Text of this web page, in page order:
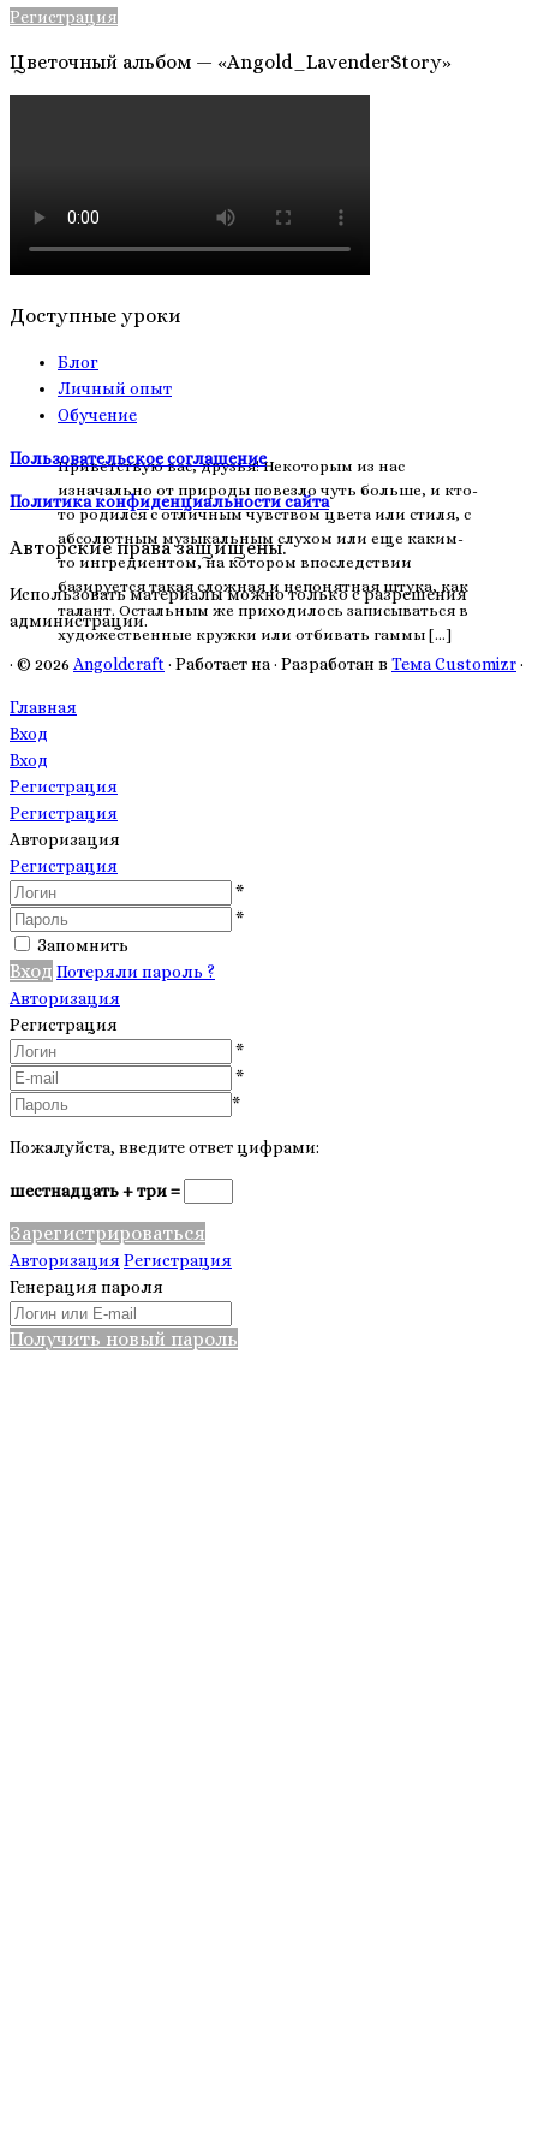
17
Приветствую вас, друзья! Некоторым из нас
изначально от природы повезло чуть больше, и кто-
то родился с отличным чувством цвета или стиля, с
абсолютным музыкальным слухом или еще каким-
то ингредиентом, на котором впоследствии
базируется такая сложная и непонятная штука, как
талант. Остальным же приходилось записываться в
художественные кружки или отбивать гаммы […]
Регистрация
Цветочный альбом — «Angold_LavenderStory»
Доступные уроки
Блог
Личный опыт
Обучение
Пользовательское соглашение
Политика конфиденциальности сайта
Авторские права защищены.
Использовать материалы можно только с разрешения
администрации.
· © 2026 Angoldcraft · Работает на· Разработан в Тема Customizr·
Главная
Вход
Вход
Регистрация
Регистрация
Авторизация
Регистрация
*
*
Запомнить
Вход Потеряли пароль ?
Авторизация
Регистрация
*
*
*
Пожалуйста, введите ответ цифрами:
шестнадцать + три =
Зарегистрироваться
Авторизация Регистрация
Генерация пароля
Получить новый пароль